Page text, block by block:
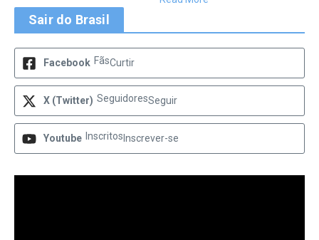
Sair do Brasil
Facebook FãsCurtir
X (Twitter) SeguidoresSeguir
Youtube Inscritos Inscrever-se